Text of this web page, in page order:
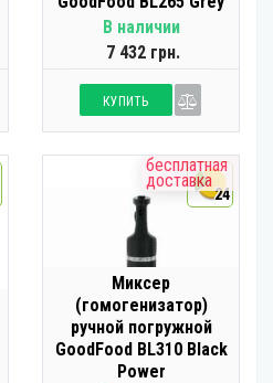
В наличии
7 432 грн.
КУПИТЬ
бесплатная
доставка
24
Миксер
(гомогенизатор)
ручной погружной
GoodFood BL310 Black
Power